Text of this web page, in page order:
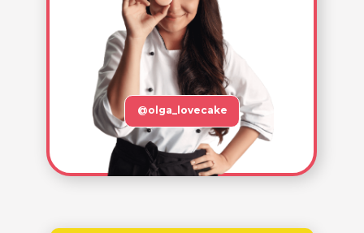
@olga_lovecake